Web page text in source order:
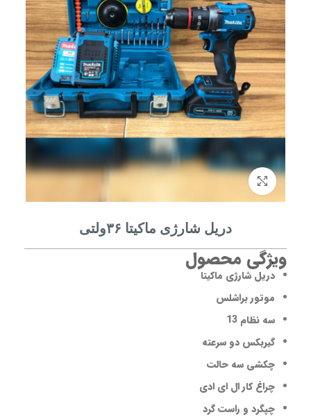
برای بزرگنمایی کلیک کنید
دریل شارژی ماکیتا ۳۶ولتی
ویژگی محصول
دریل شارژی ماکیتا
موتور براشلس
سه نظام 13
گیربکس دو سرعته
چکشی سه حالت
چراغ کار ال ای ادی
چپگرد و راست گرد